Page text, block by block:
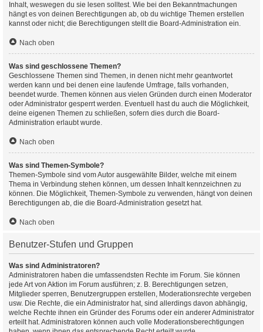
Inhalt, weswegen du sie lesen solltest. Wie bei den Bekanntmachungen
hängt es von deinen Berechtigungen ab, ob du wichtige Themen erstellen
kannst oder nicht; die Berechtigungen stellt die Board-Administration ein.
Nach oben
Was sind geschlossene Themen?
Geschlossene Themen sind Themen, in denen nicht mehr geantwortet
werden kann und bei denen eine laufende Umfrage, falls vorhanden,
beendet wurde. Themen können aus vielen Gründen durch einen Moderator
oder Administrator gesperrt werden. Eventuell hast du auch die Möglichkeit,
deine eigenen Themen zu schließen, sofern dies durch die Board-
Administration erlaubt wurde.
Nach oben
Was sind Themen-Symbole?
Themen-Symbole sind vom Autor ausgewählte Bilder, welche mit einem
Thema in Verbindung stehen können, um dessen Inhalt kennzeichnen zu
können. Die Möglichkeit, Themen-Symbole zu verwenden, hängt von deinen
Berechtigungen ab, die die Board-Administration gesetzt hat.
Nach oben
Benutzer-Stufen und Gruppen
Was sind Administratoren?
Administratoren haben die umfassendsten Rechte im Forum. Sie können
jede Art von Aktion im Forum ausführen; z. B. Berechtigungen setzen,
Mitglieder sperren, Benutzergruppen erstellen, Moderationsrechte vergeben
usw. Die Rechte, die ein Administrator hat, sind allerdings davon abhängig,
welche Rechte ihnen ein Gründer des Forums oder ein anderer Administrator
erteilt hat. Administratoren können auch volle Moderationsberechtigungen